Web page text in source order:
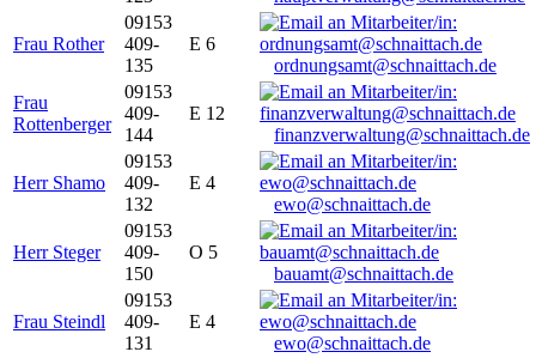
Frau Rother
09153
409-
135
E 6
ordnungsamt@schnaittach.de
Frau
Rottenberger
09153
409-
144
E 12
finanzverwaltung@schnaittach.de
Herr Shamo
09153
409-
132
E 4
ewo@schnaittach.de
Herr Steger
09153
409-
150
O 5
bauamt@schnaittach.de
Frau Steindl
09153
409-
131
E 4
ewo@schnaittach.de